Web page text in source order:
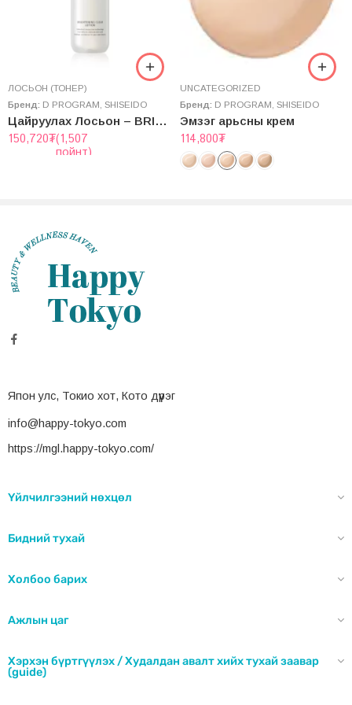
ЛОСЬОН (ТОНЕР)
Бренд: D PROGRAM SHISEIDO
Цайруулах Лосьон – BRIGHTENING CLEAR LOTION
150,720₮(1,507
пойнт)
UNCATEGORIZED
Бренд: D PROGRAM SHISEIDO
Эмзэг арьсны крем
114,800₮
Япон улс, Токио хот, Кото дүүрэг
info@happy-tokyo.com
https://mgl.happy-tokyo.com/
Үйлчилгээний нөхцөл
Бидний тухай
Холбоо барих
Ажлын цаг
Хэрхэн бүртгүүлэх / Худалдан авалт хийх тухай заавар
(guide)